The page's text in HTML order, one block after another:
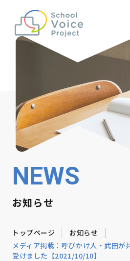
NEWS
お知らせ
トップページ
お知らせ
メディア掲載：呼びかけ人・武田が
受けました【2021/10/10】